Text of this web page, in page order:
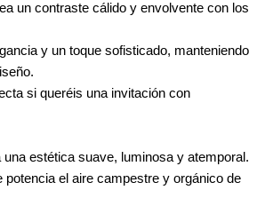
un contraste cálido y envolvente con los
y un toque sofisticado, manteniendo
si queréis una invitación con
una estética suave, luminosa y atemporal.
potencia el aire campestre y orgánico de